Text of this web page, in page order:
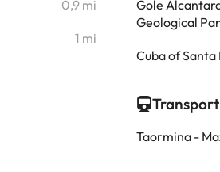
0,9 mi
1 mi
Gole
Geological
Cuba of
Taormina -